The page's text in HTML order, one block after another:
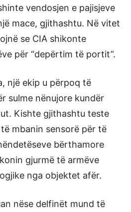
vendosjen e pajisjeve
mace, gjithashtu. Në vitet
se CIA shikonte
për “depërtim të portit”.
një ekip u përpoq të
sulme nënujore kundër
Kishte gjithashtu teste
mbanin sensorë për të
bërthamore
gjurmë të armëve
nga objektet afër.
nëse delfinët mund të